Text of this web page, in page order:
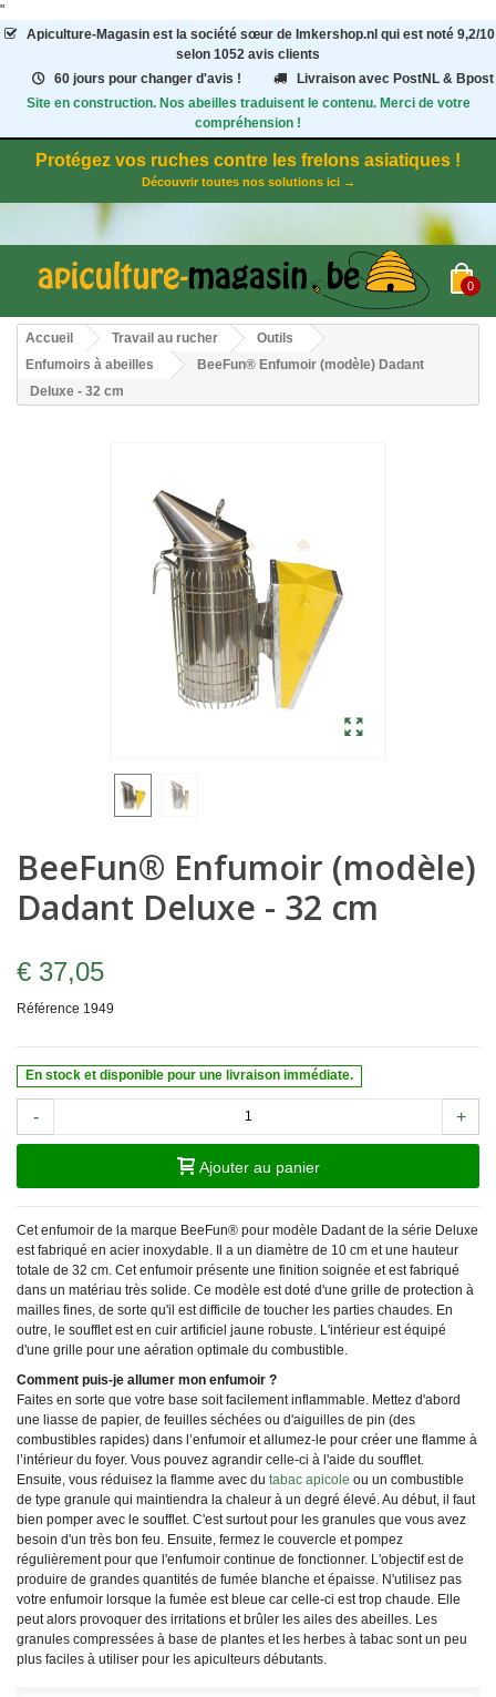
"
Apiculture-Magasinest la société sœur de Imkershop.nl qui est noté 9,2/10
selon 1052 avis clients
60 jours pour changer d'avis !
Livraison avec PostNL & Bpost
Site en construction. Nos abeilles traduisent le contenu. Merci de votre
compréhension !
Protégez vos ruches contre les frelons asiatiques !
Découvrir toutes nos solutions ici →
0
Accueil Travail au rucher
Outils
Enfumoirs à abeilles
BeeFun® Enfumoir (modèle) Dadant
Deluxe - 32 cm
BeeFun® Enfumoir (modèle)
Dadant Deluxe - 32 cm
€ 37,05
Référence 1949
En stock et disponible pour une livraison immédiate.
- +
Ajouter au panier
Cet enfumoir de la marque BeeFun® pour modèle Dadant de la série Deluxe
est fabriqué en acier inoxydable. Il a un diamètre de 10 cm et une hauteur
totale de 32 cm. Cet enfumoir présente une finition soignée et est fabriqué
dans un matériau très solide. Ce modèle est doté d'une grille de protection à
mailles fines, de sorte qu'il est difficile de toucher les parties chaudes. En
outre, le soufflet est en cuir artificiel jaune robuste. L'intérieur est équipé
d'une grille pour une aération optimale du combustible.
Comment puis-je allumer mon enfumoir ?
Faites en sorte que votre base soit facilement inflammable. Mettez d'abord
une liasse de papier, de feuilles séchées ou d'aiguilles de pin (des
combustibles rapides) dans l’enfumoir et allumez-le pour créer une flamme à
l’intérieur du foyer. Vous pouvez agrandir celle-ci à l'aide du soufflet.
Ensuite, vous réduisez la flamme avec du tabac apicole ou un combustible
de type granule qui maintiendra la chaleur à un degré élevé. Au début, il faut
bien pomper avec le soufflet. C'est surtout pour les granules que vous avez
besoin d'un très bon feu. Ensuite, fermez le couvercle et pompez
régulièrement pour que l'enfumoir continue de fonctionner. L'objectif est de
produire de grandes quantités de fumée blanche et épaisse. N'utilisez pas
votre enfumoir lorsque la fumée est bleue car celle-ci est trop chaude. Elle
peut alors provoquer des irritations et brûler les ailes des abeilles. Les
granules compressées à base de plantes et les herbes à tabac sont un peu
plus faciles à utiliser pour les apiculteurs débutants.